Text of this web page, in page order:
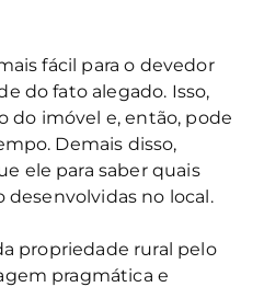
fácil para o devedor
do fato alegado. Isso,
do imóvel e, então, pode
Demais disso,
ele para saber quais
desenvolvidas no local.
propriedade rural pelo
pragmática e